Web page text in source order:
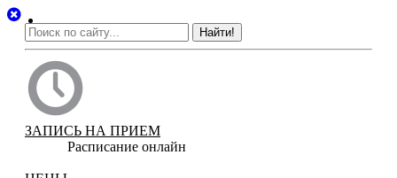
Найти!
ЗАПИСЬ НА ПРИЕМ
Расписание онлайн